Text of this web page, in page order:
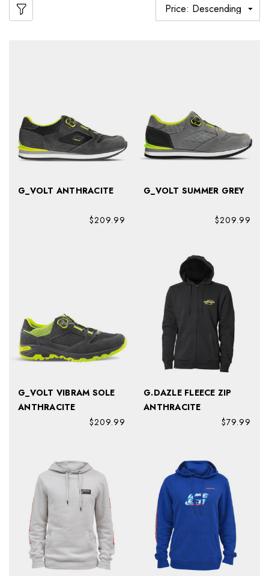
G_VOLT ANTHRACITE
$209.99
G_VOLT SUMMER GREY
$209.99
G_VOLT VIBRAM SOLE
ANTHRACITE
$209.99
G.DAZLE FLEECE ZIP
ANTHRACITE
$79.99